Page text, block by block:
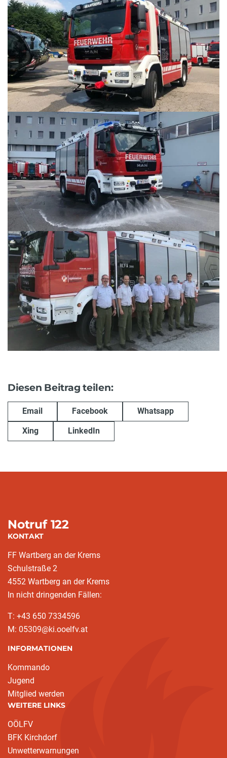
Diesen Beitrag teilen:
Email Facebook Whatsapp
Xing LinkedIn
Notruf 122
KONTAKT
FF Wartberg an der Krems
Schulstraße 2
4552 Wartberg an der Krems
In nicht dringenden Fällen:
T: +43 650 7334596
M: 05309@ki.ooelfv.at
INFORMATIONEN
Kommando
Jugend
Mitglied werden
WEITERE LINKS
OÖLFV
BFK Kirchdorf
Unwetterwarnungen